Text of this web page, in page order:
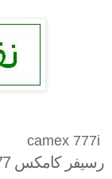
رسيفر كامكس camex 777